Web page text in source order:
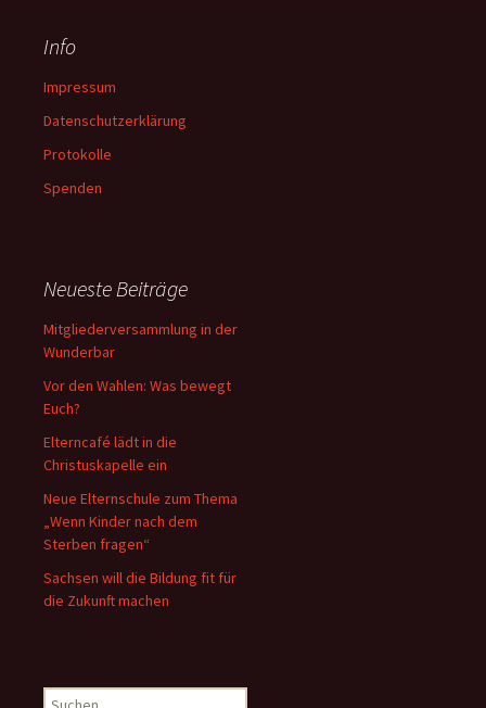
Info
Impressum
Datenschutzerklärung
Protokolle
Spenden
Neueste Beiträge
Mitgliederversammlung in der
Wunderbar
Vor den Wahlen: Was bewegt
Euch?
Elterncafé lädt in die
Christuskapelle ein
Neue Elternschule zum Thema
„Wenn Kinder nach dem
Sterben fragen“
Sachsen will die Bildung fit für
die Zukunft machen
Suchen